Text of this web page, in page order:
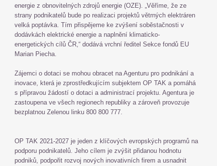
energie z obnovitelných zdrojů energie (OZE). „Věříme, že ze
strany podnikatelů bude po realizaci projektů větrných elektráren
velká poptávka. Tím přispějeme ke zvýšení soběstačnosti v
dodávkách elektrické energie a naplnění klimaticko-
energetických cílů ČR,“ dodává vrchní ředitel Sekce fondů EU
Marian Piecha.
Zájemci o dotaci se mohou obracet na Agenturu pro podnikání a
inovace, která je zprostředkujícím subjektem OP TAK a pomáhá
s přípravou žádostí o dotaci a administrací projektu. Agentura je
zastoupena ve všech regionech republiky a zároveň provozuje
bezplatnou Zelenou linku 800 800 777.
OP TAK 2021-2027 je jeden z klíčových evropských programů na
podporu podnikatelů. Jeho cílem je zvýšit přidanou hodnotu
podniků, podpořit rozvoj nových inovativních firem a usnadnit